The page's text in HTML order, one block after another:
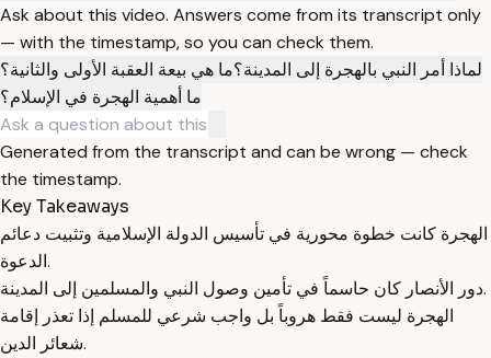
Ask about this video. Answers come from its transcript only
— with the timestamp, so you can check them.
ما هي بيعة العقبة الأولى والثانية؟لماذا أمر النبي بالهجرة إلى المدينة؟
ما أهمية الهجرة في الإسلام؟
Generated from the transcript and can be wrong — check
the timestamp.
Key Takeaways
الهجرة كانت خطوة محورية في تأسيس الدولة الإسلامية وتثبيت دعائم
الدعوة.
دور الأنصار كان حاسماً في تأمين وصول النبي والمسلمين إلى المدينة.
الهجرة ليست فقط هروباً بل واجب شرعي للمسلم إذا تعذر إقامة
شعائر الدين.